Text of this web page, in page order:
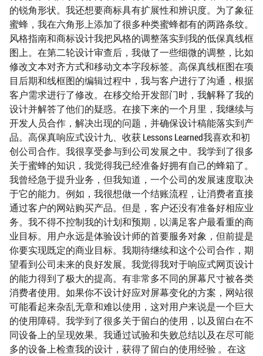
的锐角形状。我还想要商标具有扩展性和辨识度。为了象征
蜜蜂，我在六角形上添加了很多种类蜜蜂都有的两路条纹。
风格指南和商标设计我把风格的调整落实到我的低保真线框
图上。在第二轮设计审查后，我做了一些细微的调整，比如
修改文本对齐方式和移动文本字段标签。高保真线框图在项
目后期和线框图的编辑过程中，我与客户进行了沟通，根据
客户需求进行了修改。在移交给开发部门时，我解释了我的
设计并解答了他们的疑惑。在接下来的一个月里，我继续与
开发人员合作，解决出现的问题，并确保设计稿能落实到产
品。高保真响应式设计九、收获 Lessons Learned我喜欢和初
创公司合作。我很享受参与到公司发展之中。我学到了很多
关于蜜蜂的知识，我觉得我已经准备好拥有自己的蜂箱了。
我曾经急于提升业务，但我知道，一个公司的发展速度取决
于它的能力。例如，我很想做一个结账流程，让消费者直接
通过客户的网站购买产品。但是，客户还没有准备好相应业
务。我不得不控制我的计划和预期，以满足客户最看重的商
业目标。用户永远是体验设计师的首要服务对象，但前提是
你要实现既定的商业目标。我期待继续和这个公司合作，期
望看到公司未来的良好发展。我觉得我对于响应式网页设计
的能力得到了极大的提高。有非常多不同的屏幕尺寸被各类
消费者使用。如果你不设计好应对屏幕变化的方案，网站很
可能看起来杂乱无章和难以使用，这对用户来说是一个巨大
的使用障碍。我学到了很多关于留白的使用，以及留白在不
同设备上的呈现效果。我通过试验和失败总结以及在尽可能
多的设备上检查我的设计，获得了留白的使用经验 。在这